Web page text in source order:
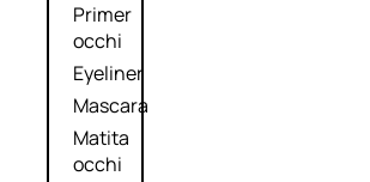
Primer
occhi
Eyeliner
Mascara
Matita
occhi